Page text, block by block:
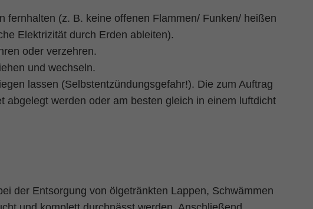
fernhalten (z. B. keine offenen Flammen/ Funken/ heißen
Elektrizität durch Erden ableiten).
oder verzehren.
und wechseln.
lassen (Selbstentzündungsgefahr!). Die zum Auftrag
abgelegt werden oder am besten gleich in einem luftdicht
der Entsorgung von ölgetränkten Lappen, Schwämmen